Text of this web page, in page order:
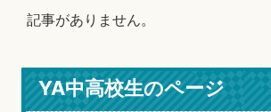
記事がありません。
YA中高校生のページ